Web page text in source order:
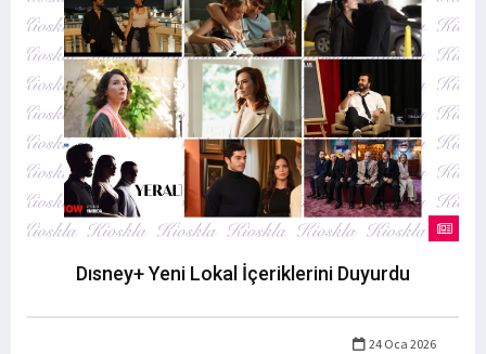
Dısney+ Yeni Lokal İçeriklerini Duyurdu
24 Oca 2026